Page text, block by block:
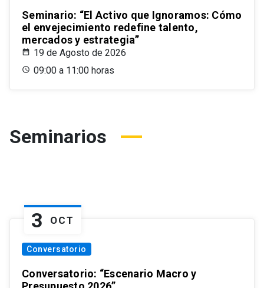
Seminario: “El Activo que Ignoramos: Cómo
el envejecimiento redefine talento,
mercados y estrategia”
19 de Agosto de 2026
09:00 a 11:00 horas
Seminarios
3 OCT
Conversatorio
Conversatorio: “Escenario Macro y